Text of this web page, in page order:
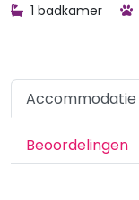
1 badkamer
Accommodatie
Beoordelingen